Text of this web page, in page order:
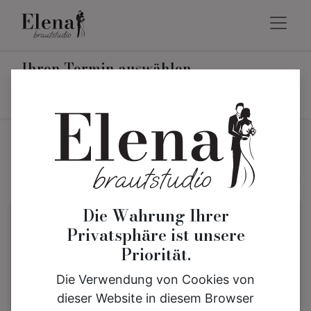
Ihren Termin auswählen
Einen Termin planen
Die Wahrung Ihrer
Privatsphäre ist unsere
Priorität.
Die Verwendung von Cookies von
dieser Website in diesem Browser